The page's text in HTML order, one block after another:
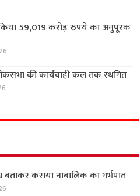
59,019 करोड़ रुपये का अनुपूरक
की कार्यवाही कल तक स्थगित
बताकर कराया नाबालिक का गर्भपात